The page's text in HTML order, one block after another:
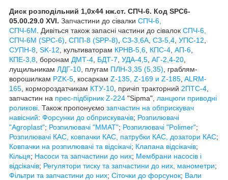
Диск розподільний 1,0х44 нж.ст. СПЧ-6. Код SPC6-
05.00.29.0 ХVI. Запчастини до сівалки СПЧ-6,
СПЧ-6М . Дивіться також запасні частини до сівалок СПЧ-6,
СПЧ-6М (SPС-6) СПП-8 (SPP-8) СЗ-3,6А СЗ-5,4 УПС-12
СУПН-8 SK-12 , культиваторам КРНВ-5,6 КПС-4 АП-6
КПЕ-3,8 , боронам ДМТ-4 БДТ-7 УДА-4,5 АГ-2,4-20
лущильникам ЛДГ-10 , плугам ПЛН-3,35 (5,35) , граблям-
ворошилкам PZK-5 , косаркам Z-135, Z-169 и Z-185 ALRM-
165 , кормороздатчикам КТУ-10 , причіп тракторний 2ПТС-4
запчастин на прес-підбірник Z-224 "Sipma", ланцюги приводні
роликові . Також пропонуємо запчастин на обприскувач
навісний: Форсунки до обприскувачів; Розпилювачі
"Agroplast"; Розпилювачі "MMAT"; Розпилювачі "Polimer";
Розпилювачі КАС, ковпачки КАС, патрубки КАС, дозатори КАС;
Ковпачки на розпилювачі та відсікачі; Клапана відсікачів;
Кільця; Насоси та запчастини до них; Мембрани насосів і
відсікачів; Регулятори тиску та запчастини до них, манометри;
Фільтри та запчастини до них; Сіточки до форсунок; Вали